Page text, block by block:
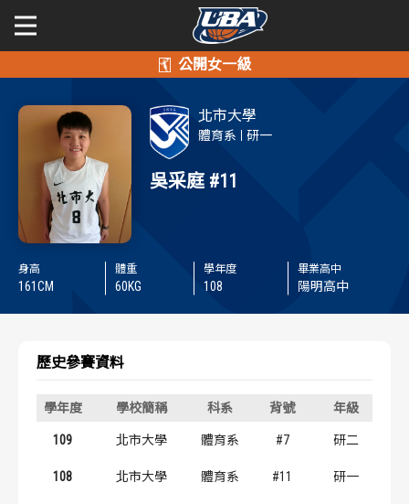
公開男一級
學年度
賽事資訊
賽程表
球隊資訊
歷屆個人獎得主
公開女一級
學年度
賽事資訊
賽程表
球隊資訊
歷屆個人獎得主
二級與一般組
新聞
北市大學
體育系 研一
吳采庭 #11
身高
161CM
體重
60KG
學年度
108
畢業高中
陽明高中
歷史參賽資料
學年度 學校簡稱 科系 背號 年級
109 北市大學 體育系 #7 研二
108 北市大學 體育系 #11 研一